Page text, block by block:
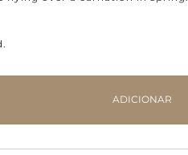
ADICIONAR